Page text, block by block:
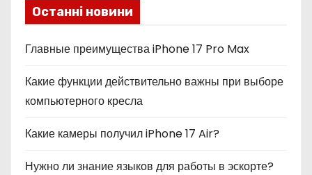
Останні новини
Главные преимущества iPhone 17 Pro Max
Какие функции действительно важны при выборе
компьютерного кресла
Какие камеры получил iPhone 17 Air?
Нужно ли знание языков для работы в эскорте?